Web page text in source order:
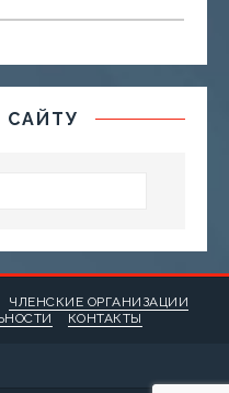
САЙТУ
ЧЛЕНСКИЕ ОРГАНИЗАЦИИ
КОНТАКТЫ